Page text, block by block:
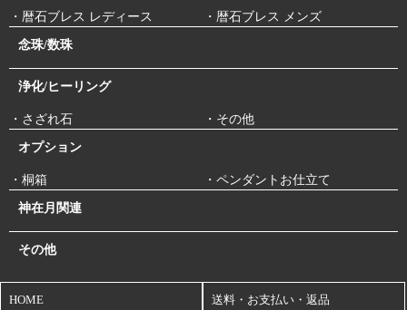
1/20
-新着商品 -
1/19
1/15
-新着商品 -
2024/8/24
最近、当店「めのうの店川島」の画像(商品画像、ロゴマーク)を使
用したECサイトの存在が確認されております。
なります。
それ以外は決済後に商品を発送しないなどの詐欺サイトの可能性が
当店はそのようなサイトと一切関係がございませんので、お客様ご
自身でご注意くださいますようお願いいたします。
【詐欺サイトにつきまして】
最近、当店「めのうの店川島」を連絡先とした偽のECサイトについ
それ以外は決済後に商品を発送しないなどの詐欺サイトの可能性が
・暦石ブレス レディース ・暦石ブレス メンズ
念珠/数珠
浄化/ヒーリング
・さざれ石 ・その他
オプション
・桐箱 ・ペンダントお仕立て
神在月関連
その他
HOME 送料・お支払い・返品